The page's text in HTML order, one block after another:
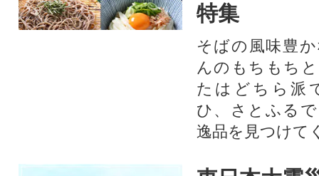
特集
そばの風味豊
んのもちもち
たはどちら派
ひ、さとふる
逸品を見つけて